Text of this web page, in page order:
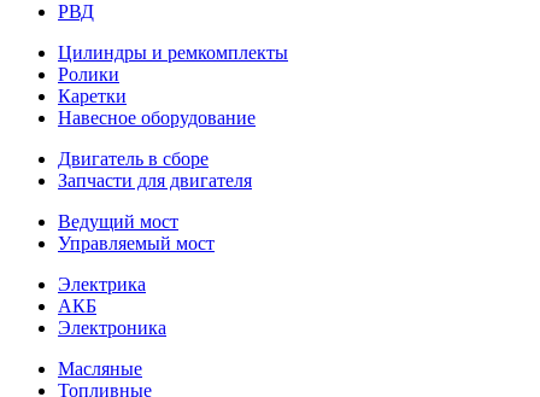
РВД
Цилиндры и ремкомплекты
Ролики
Каретки
Навесное оборудование
Двигатель в сборе
Запчасти для двигателя
Ведущий мост
Управляемый мост
Электрика
АКБ
Электроника
Масляные
Топливные